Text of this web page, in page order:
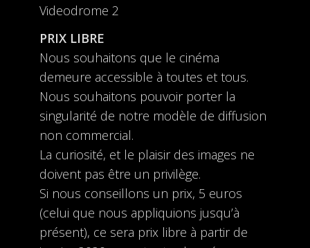
Videodrome 2
PRIX LIBRE
Nous souhaitons que le cinéma
demeure accessible à toutes et tous.
Nous souhaitons pouvoir porter la
singularité de notre modèle de diffusion
non commercial.
La curiosité, et le plaisir des images ne
doivent pas être un privilège.
Si nous conseillons un prix, 5 euros
(celui que nous appliquions jusqu’à
présent), ce sera prix libre à partir de